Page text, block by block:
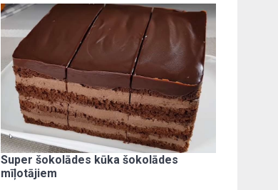
Super šokolādes kūka šokolādes
mīļotājiem